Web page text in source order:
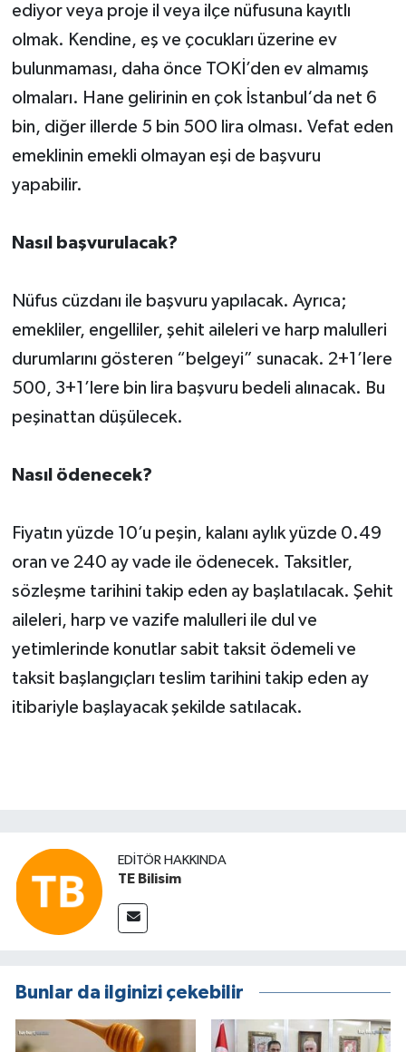
ediyor veya proje il veya ilçe nüfusuna kayıtlı
olmak. Kendine, eş ve çocukları üzerine ev
bulunmaması, daha önce TOKİ’den ev almamış
olmaları. Hane gelirinin en çok İstanbul‘da net 6
bin, diğer illerde 5 bin 500 lira olması. Vefat eden
emeklinin emekli olmayan eşi de başvuru
yapabilir.
Nasıl başvurulacak?
Nüfus cüzdanı ile başvuru yapılacak. Ayrıca;
emekliler, engelliler, şehit aileleri ve harp malulleri
durumlarını gösteren “belgeyi” sunacak. 2+1’lere
500, 3+1’lere bin lira başvuru bedeli alınacak. Bu
peşinattan düşülecek.
Nasıl ödenecek?
Fiyatın yüzde 10’u peşin, kalanı aylık yüzde 0.49
oran ve 240 ay vade ile ödenecek. Taksitler,
sözleşme tarihini takip eden ay başlatılacak. Şehit
aileleri, harp ve vazife malulleri ile dul ve
yetimlerinde konutlar sabit taksit ödemeli ve
taksit başlangıçları teslim tarihini takip eden ay
itibariyle başlayacak şekilde satılacak.
EDITÖR HAKKINDA
TE Bilisim
Bunlar da ilginizi çekebilir